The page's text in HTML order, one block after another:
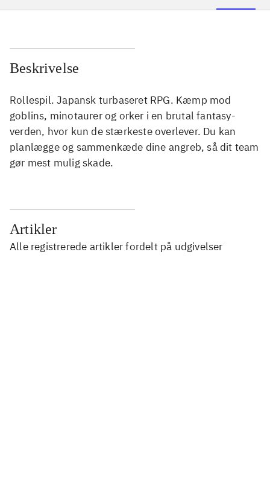
Beskrivelse
Rollespil. Japansk turbaseret RPG. Kæmp mod
goblins, minotaurer og orker i en brutal fantasy-
verden, hvor kun de stærkeste overlever. Du kan
planlægge og sammenkæde dine angreb, så dit team
gør mest mulig skade.
Artikler
Alle registrerede artikler fordelt på udgivelser